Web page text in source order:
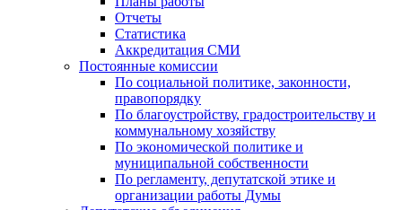
Отчеты
Статистика
Аккредитация СМИ
Постоянные комиссии
По социальной политике, законности,
правопорядку
По благоустройству, градостроительству и
коммунальному хозяйству
По экономической политике и
муниципальной собственности
По регламенту, депутатской этике и
организации работы Думы